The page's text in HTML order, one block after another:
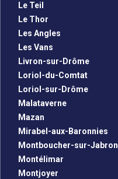
Le Teil
Le Thor
Les Angles
Les Vans
Livron-sur-Drôme
Loriol-du-Comtat
Loriol-sur-Drôme
Malataverne
Mazan
Mirabel-aux-Baronnies
Montboucher-sur-Jabron
Montélimar
Montjoyer